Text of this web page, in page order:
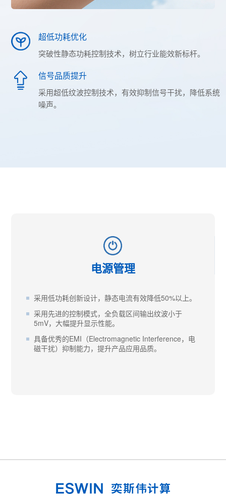
超低功耗优化
突破性静态功耗控制技术，树立行业能效新标杆。
信号品质提升
采用超低纹波控制技术，有效抑制信号干扰，降低系统
噪声。
电源管理
采用低功耗创新设计，静态电流有效降低50%以上。
采用先进的控制模式，全负载区间输出纹波小于
5mV，大幅提升显示性能。
具备优秀的EMI（Electromagnetic Interference，电
磁干扰）抑制能力，提升产品应用品质。